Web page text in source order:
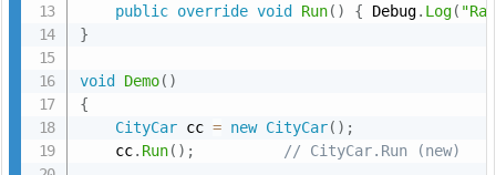
1
1.
1
0.
練
習
public override void Run( ) { Debug. Log(
}
void Demo( )
{
CityCar cc = new CityCar( ) ;
    cc
. Run( ) ; // CityCar.Run (new)